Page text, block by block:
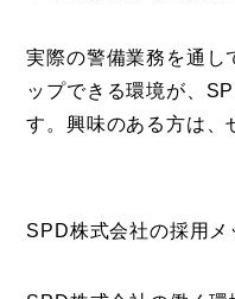
実際の警備業務を通し
ップできる環境が、
す。興味のある方は、
SPD株式会社の採用メ